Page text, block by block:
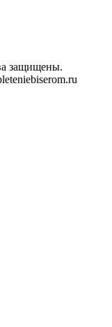
защищены.